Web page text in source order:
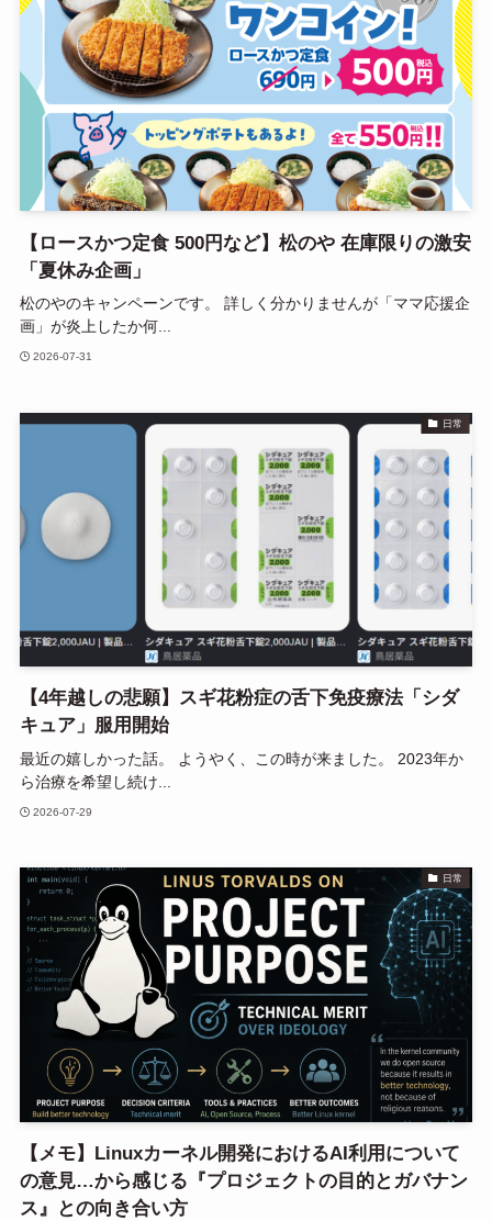
【ロースかつ定食 500円など】松のや 在庫限りの激安
「夏休み企画」
松のやのキャンペーンです。 詳しく分かりませんが「ママ応援企
画」が炎上したか何...
2026-07-31
日常
【4年越しの悲願】スギ花粉症の舌下免疫療法「シダ
キュア」服用開始
最近の嬉しかった話。 ようやく、この時が来ました。 2023年か
ら治療を希望し続け...
2026-07-29
日常
【メモ】Linuxカーネル開発におけるAI利用について
の意見…から感じる『プロジェクトの目的とガバナン
ス』との向き合い方